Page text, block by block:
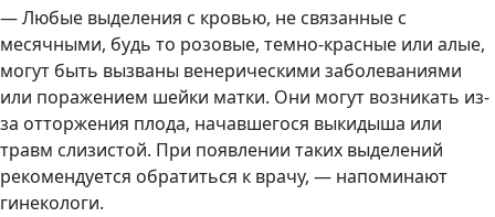
— Любые выделения с кровью, не связанные с
месячными, будь то розовые, темно-красные или алые,
могут быть вызваны венерическими заболеваниями
или поражением шейки матки. Они могут возникать из-
за отторжения плода, начавшегося выкидыша или
травм слизистой. При появлении таких выделений
рекомендуется обратиться к врачу, — напоминают
гинекологи.